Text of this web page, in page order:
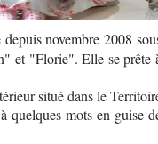
novembre 2008
et "Florie". Elle se prête
situé dans le
quelques mots en guise